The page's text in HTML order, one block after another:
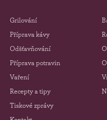
Grilování
Příprava kávy
Odšťavňování
Příprava potravin
Vaření
Recepty a tipy
Tiskové zprávy